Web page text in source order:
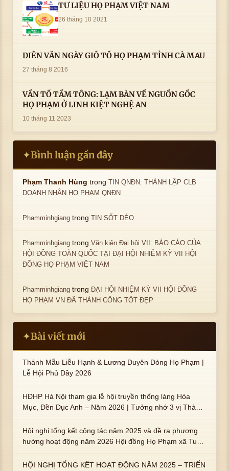
TƯ LIỆU HỌ PHẠM VIỆT NAM
26 tháng 10 2021
DIỄN VĂN NGÀY GIỖ TỔ HỌ PHẠM TỈNH CÀ MAU
27 tháng 8 2016
VẤN TỔ TẦM TÔNG: LẠM BÀN VỀ NGUỒN GỐC
HỌ PHẠM Ở LINH KIỆT NGHỆ AN
10 tháng 11 2023
✦Bình luận gần đây
Phạm Thanh Hùng trongTIN QNĐN: THÀNH LẬP CLB
DOANH NHÂN HỌ PHẠM QNĐN
Phamminhgiang trongTIN SỐT DẺO
Phamminhgiang trongVăn kiện Đại hội VII: BÁO CÁO CỦA
HỘI ĐỒNG TOÀN QUỐC TẠI ĐẠI HỘI NHIỆM KỲ VII HỘI
ĐỒNG HỌ PHẠM VIỆT NAM
Phamminhgiang trongĐẠI HỘI NHIỆM KỲ VII HỘI ĐỒNG
HỌ PHẠM VN ĐÃ THÀNH CÔNG TỐT ĐẸP
✦Bài viết mới
Thánh Mẫu Liễu Hạnh & Lương Duyên Dòng Họ Phạm |
Lễ Hội Phủ Dầy 2026
HĐHP Hà Nội tham gia lễ hội truyền thống làng Hòa
Mục, Đền Dục Anh – Năm 2026 | Tưởng nhớ 3 vị Thành
trai : ngài Phạm Huy, Phạm Miện
Hội nghị tổng kết công tác năm 2025 và đề ra phương
hướng hoạt động năm 2026 Hội đồng Họ Phạm xã Tuy
HỘI NGHỊ TỔNG KẾT HOẠT ĐỘNG NĂM 2025 – TRIỂN